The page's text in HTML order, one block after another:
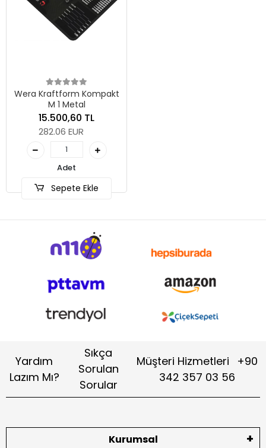
Wera Kraftform Kompakt
M 1 Metal
15.500,60 TL
282.06 EUR
Adet
Sepete Ekle
Yardım
Lazım Mı?
Sıkça
Sorulan
Sorular
Müşteri Hizmetleri
+90
342 357 03 56
Kurumsal